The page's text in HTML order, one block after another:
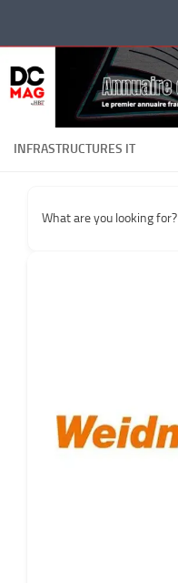
INFRASTRUCTURES IT
What are you looking for?